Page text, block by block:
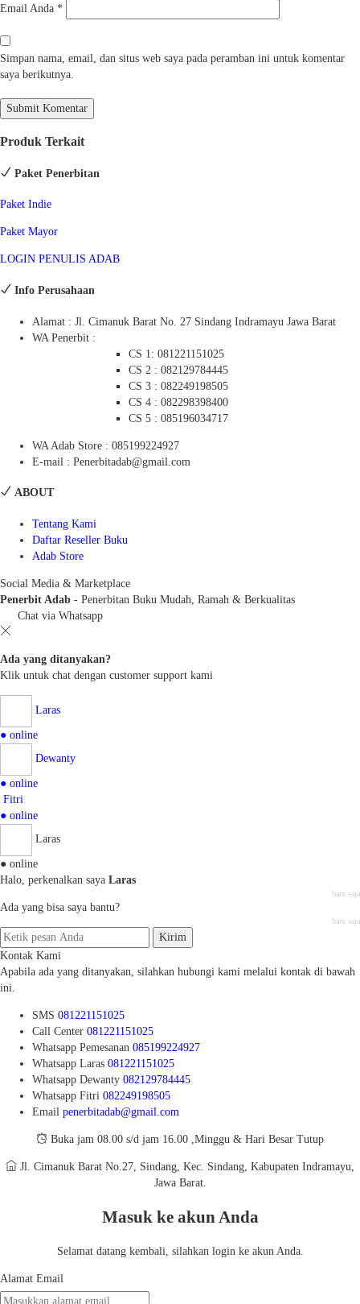
Email Anda *
Simpan nama, email, dan situs web saya pada peramban ini untuk komentar
saya berikutnya.
Produk Terkait
Paket Penerbitan
Paket Indie
Paket Mayor
LOGIN PENULIS ADAB
Info Perusahaan
Alamat : Jl. Cimanuk Barat No. 27 Sindang Indramayu Jawa Barat
WA Penerbit :
CS 1: 081221151025
CS 2 : 082129784445
CS 3 : 082249198505
CS 4 : 082298398400
CS 5 : 085196034717
WA Adab Store : 085199224927
E-mail : Penerbitadab@gmail.com
ABOUT
Tentang Kami
Daftar Reseller Buku
Adab Store
Social Media & Marketplace
Penerbit Adab - Penerbitan Buku Mudah, Ramah & Berkualitas
Chat via Whatsapp
Ada yang ditanyakan?
Klik untuk chat dengan customer support kami
Laras
● online
Dewanty
● online
Fitri
● online
Laras
● online
Halo, perkenalkan saya Laras
baru saja
Ada yang bisa saya bantu?
baru saja
Kirim
Kontak Kami
Apabila ada yang ditanyakan, silahkan hubungi kami melalui kontak di bawah
ini.
SMS 081221151025
Call Center 081221151025
Whatsapp Pemesanan 085199224927
Whatsapp Laras 081221151025
Whatsapp Dewanty 082129784445
Whatsapp Fitri 082249198505
Email penerbitadab@gmail.com
Buka jam 08.00 s/d jam 16.00 ,Minggu & Hari Besar Tutup
Jl. Cimanuk Barat No.27, Sindang, Kec. Sindang, Kabupaten Indramayu,
Jawa Barat.
Masuk ke akun Anda
Selamat datang kembali, silahkan login ke akun Anda.
Alamat Email